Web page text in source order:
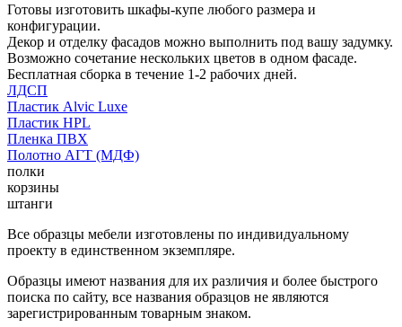
Готовы изготовить шкафы-купе любого размера и
конфигурации.
Декор и отделку фасадов можно выполнить под вашу задумку.
Возможно сочетание нескольких цветов в одном фасаде.
Бесплатная сборка в течение 1-2 рабочих дней.
ЛДСП
Пластик Alvic Luxe
Пластик HPL
Пленка ПВХ
Полотно АГТ (МДФ)
полки
корзины
штанги
Все образцы мебели изготовлены по индивидуальному
проекту в единственном экземпляре.
Образцы имеют названия для их различия и более быстрого
поиска по сайту, все названия образцов не являются
зарегистрированным товарным знаком.